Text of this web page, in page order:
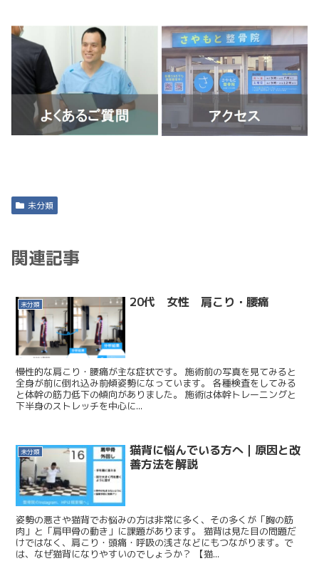
未分類
関連記事
未分類 20代 女性 肩こり・腰痛
慢性的な肩こり・腰痛が主な症状です。 施術前の写真を見てみると
全身が前に倒れ込み前傾姿勢になっています。 各種検査をしてみる
と体幹の筋力低下の傾向がありました。 施術は体幹トレーニングと
下半身のストレッチを中心に...
未分類
猫背に悩んでいる方へ｜原因と改
善方法を解説
姿勢の悪さや猫背でお悩みの方は非常に多く、その多くが「胸の筋
肉」と「肩甲骨の動き」に課題があります。 猫背は見た目の問題だ
けではなく、肩こり・頭痛・呼吸の浅さなどにもつながります。で
は、なぜ猫背になりやすいのでしょうか？ 【猫...